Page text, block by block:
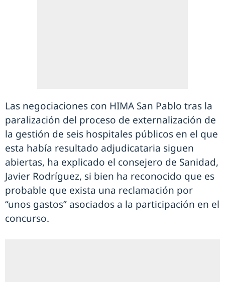
Las negociaciones con HIMA San Pablo tras la
paralización del proceso de externalización de
la gestión de seis hospitales públicos en el que
esta había resultado adjudicataria siguen
abiertas, ha explicado el consejero de Sanidad,
Javier Rodríguez, si bien ha reconocido que es
probable que exista una reclamación por
“unos gastos” asociados a la participación en el
concurso.